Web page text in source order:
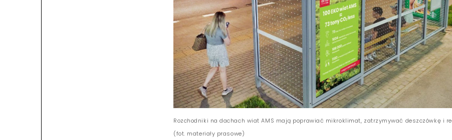
Rozchodniki na dachach wiat AMS mają poprawiać mikroklimat, zatrzymywać deszczówkę i
(fot. materiały prasowe)